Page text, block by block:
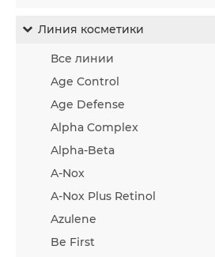
Линия косметики
Все линии
Age Control
Age Defense
Alpha Complex
Alpha-Beta
A-Nox
A-Nox Plus Retinol
Azulene
Be First